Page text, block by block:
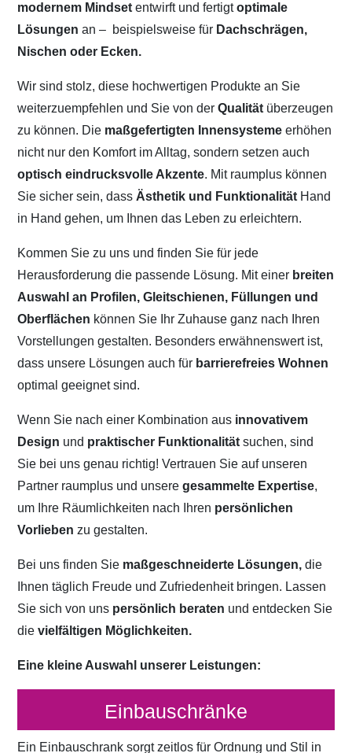
modernem Mindset entwirft und fertigtoptimale
Lösungen an – beispielsweise für Dachschrägen,
Nischen oder Ecken.
Wir sind stolz, diese hochwertigen Produkte an Sie
weiterzuempfehlen und Sie von derQualität überzeugen
zu können. Die maßgefertigten Innensystemeerhöhen
nicht nur den Komfort im Alltag, sondern setzen auch
optisch eindrucksvolle Akzente. Mit raumplus können
Sie sicher sein, dass Ästhetik und Funktionalität Hand
in Hand gehen, um Ihnen das Leben zu erleichtern.
Kommen Sie zu uns und finden Sie für jede
Herausforderung die passende Lösung. Mit einer breiten
Auswahl an Profilen, Gleitschienen, Füllungen und
Oberflächen können Sie Ihr Zuhause ganz nach Ihren
Vorstellungen gestalten. Besonders erwähnenswert ist,
dass unsere Lösungen auch für barrierefreies Wohnen
optimal geeignet sind.
Wenn Sie nach einer Kombination aus innovativem
Design und praktischer Funktionalitätsuchen, sind
Sie bei uns genau richtig! Vertrauen Sie auf unseren
Partner raumplus und unseregesammelte Expertise,
um Ihre Räumlichkeiten nach Ihren persönlichen
Vorliebenzu gestalten.
Bei uns finden Sie maßgeschneiderte Lösungen, die
Ihnen täglich Freude und Zufriedenheit bringen. Lassen
Sie sich von uns persönlich beraten und entdecken Sie
dievielfältigen Möglichkeiten.
Eine kleine Auswahl unserer Leistungen:
Einbauschränke
Ein Einbauschrank sorgt zeitlos für Ordnung und Stil in